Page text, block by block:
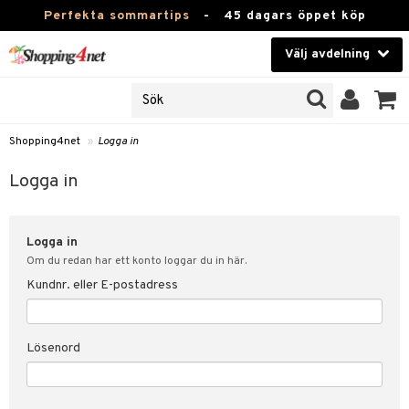
Perfekta sommartips - 45 dagars öppet köp
Välj avdelning
Kontaktlinser
Hälsokost
Fitness
Hem & Inredning
Leksaker, Barn & Baby
Varumärken
Shopping4net » Logga in
Logga in
Logga in
Om du redan har ett konto loggar du in här.
Kundnr. eller E-postadress
Lösenord
svar